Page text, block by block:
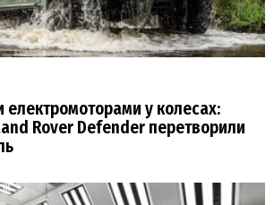
електромоторами у колесах:
Rover Defender перетворили